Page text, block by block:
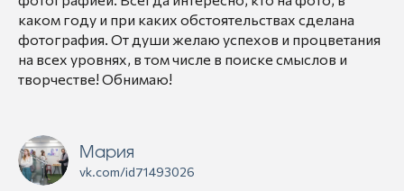
каком году и при каких обстоятельствах сделана
фотография. От души желаю успехов и процветания
на всех уровнях, в том числе в поиске смыслов и
творчестве! Обнимаю!
Мария
vk.com/id71493026